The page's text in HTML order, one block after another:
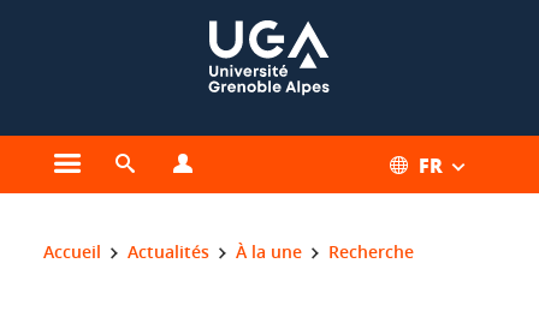
Ouvrir le menu principal
Ouvrir le moteur de recherche FR
Vous êtes ici :
Accueil Actualités À la une Recherche